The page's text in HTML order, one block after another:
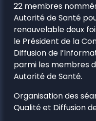
22 membres
Autorité de Santé
renouvelable deux
le Président de la
Diffusion de
parmi les membres
Autorité de Santé.
Organisation des
Qualité et Diffusion